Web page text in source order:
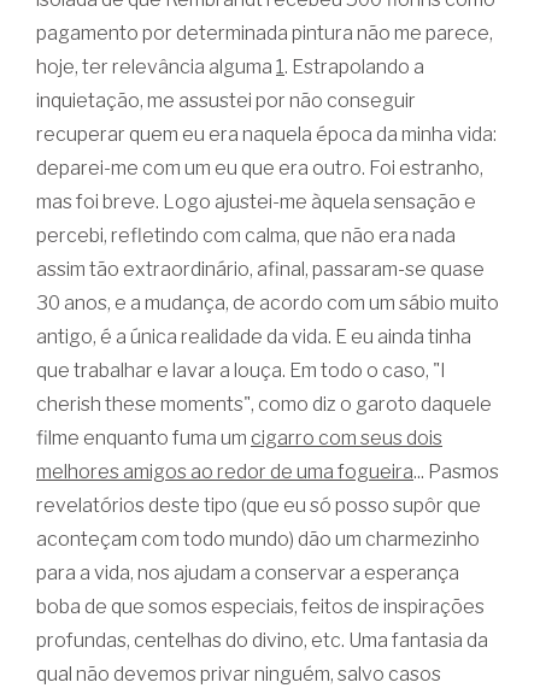
pagamento por determinada pintura não me parece,
hoje, ter relevância alguma 1 . Estrapolando a
inquietação, me assustei por não conseguir
recuperar quem eu era naquela época da minha vida:
deparei-me com um eu que era outro. Foi estranho,
mas foi breve. Logo ajustei-me àquela sensação e
percebi, refletindo com calma, que não era nada
assim tão extraordinário, afinal, passaram-se quase
30 anos, e a mudança, de acordo com um sábio muito
antigo, é a única realidade da vida. E eu ainda tinha
que trabalhar e lavar a louça. Em todo o caso, "I
cherish these moments", como diz o garoto daquele
filme enquanto fuma um cigarro com seus dois
melhores amigos ao redor de uma fogueira... Pasmos
revelatórios deste tipo (que eu só posso supôr que
aconteçam com todo mundo) dão um charmezinho
para a vida, nos ajudam a conservar a esperança
boba de que somos especiais, feitos de inspirações
profundas, centelhas do divino, etc. Uma fantasia da
qual não devemos privar ninguém, salvo casos